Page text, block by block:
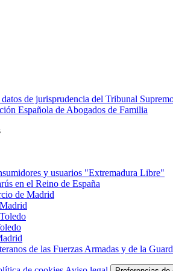
de jurisprudencia del Tribunal
Española de Abogados de Familia
y usuarios "Extremadura Libre"
en el Reino de España
de Madrid
de las Fuerzas Armadas y de la